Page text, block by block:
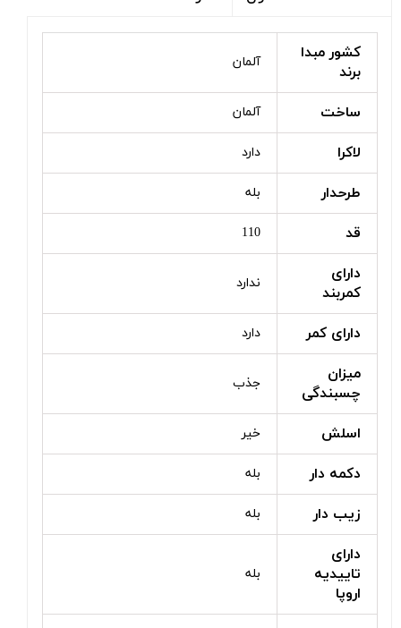
کشور مبدا
برند
آلمان
ساخت آلمان
لاکرا دارد
طرحدار بله
قد 110
دارای
کمربند
ندارد
دارای کمر دارد
میزان
چسبندگی
جذب
اسلش خیر
دکمه دار بله
زیب دار بله
دارای
تاییدیه
اروپا
بله